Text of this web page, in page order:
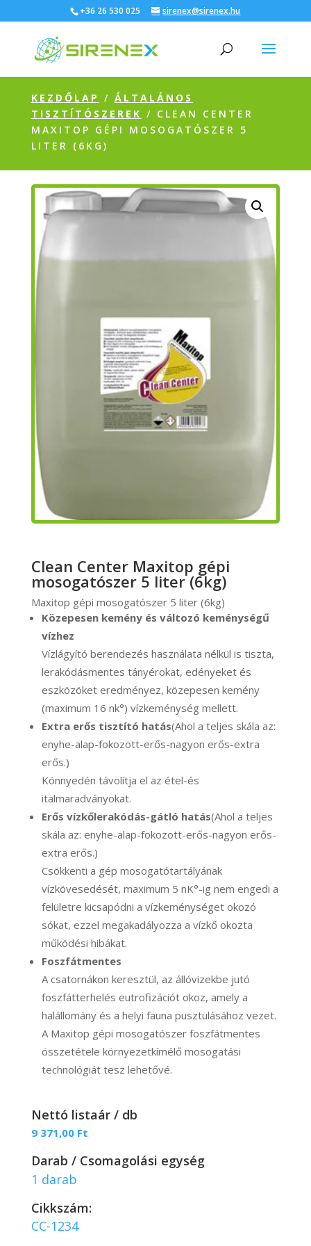
+36 26 530 025 sirenex@sirenex.hu
KEZDŐLAP / ÁLTALÁNOS
TISZTÍTÓSZEREK / CLEAN CENTER
MAXITOP GÉPI MOSOGATÓSZER 5
LITER (6KG)
Clean Center Maxitop gépi
mosogatószer 5 liter (6kg)
Maxitop gépi mosogatószer 5 liter (6kg)
Közepesen kemény és változó keménységű
vízhez
Vízlágyító berendezés használata nélkül is tiszta,
lerakódásmentes tányérokat, edényeket és
eszközöket eredményez, közepesen kemény
(maximum 16 nk°) vízkeménység mellett.
Extra erős tisztító hatás(Ahol a teljes skála az:
enyhe-alap-fokozott-erős-nagyon erős-extra
erős.)
Könnyedén távolítja el az étel-és
italmaradványokat.
Erős vízkőlerakódás-gátló hatás(Ahol a teljes
skála az: enyhe-alap-fokozott-erős-nagyon erős-
extra erős.)
Csökkenti a gép mosogatótartályának
vízkövesedését, maximum 5 nK°-ig nem engedi a
felületre kicsapódni a vízkeménységet okozó
sókat, ezzel megakadályozza a vízkő okozta
működési hibákat.
Foszfátmentes
A csatornákon keresztül, az állóvizekbe jutó
foszfátterhelés eutrofizációt okoz, amely a
halállomány és a helyi fauna pusztulásához vezet.
A Maxitop gépi mosogatószer foszfátmentes
összetétele környezetkímélő mosogatási
technológiát tesz lehetővé.
Nettó listaár / db
9 371,00 Ft
Darab / Csomagolási egység
1 darab
Cikkszám:
CC-1234